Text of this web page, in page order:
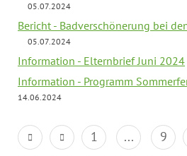
05.07.2024
Bericht - Badverschönerung bei
05.07.2024
Information - Elternbrief Juni 2024
Information - Programm
14.06.2024
1 ... 9